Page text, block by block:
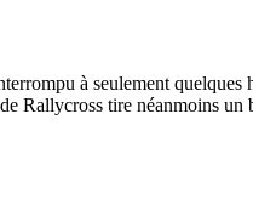
à seulement
Rallycross tire néanmoins